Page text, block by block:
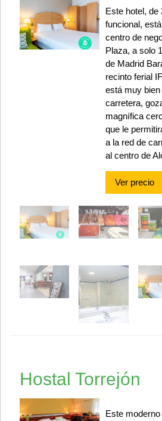
Este hotel,
funcional,
centro de
Plaza, a solo
de Madrid
recinto ferial
está muy
carretera,
magnífica
que le
a la red de
al centro de
Ver precio
Hostal Torrejón
Este